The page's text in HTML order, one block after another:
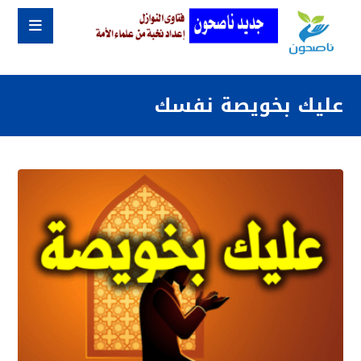
عليك بخويصة نفسك